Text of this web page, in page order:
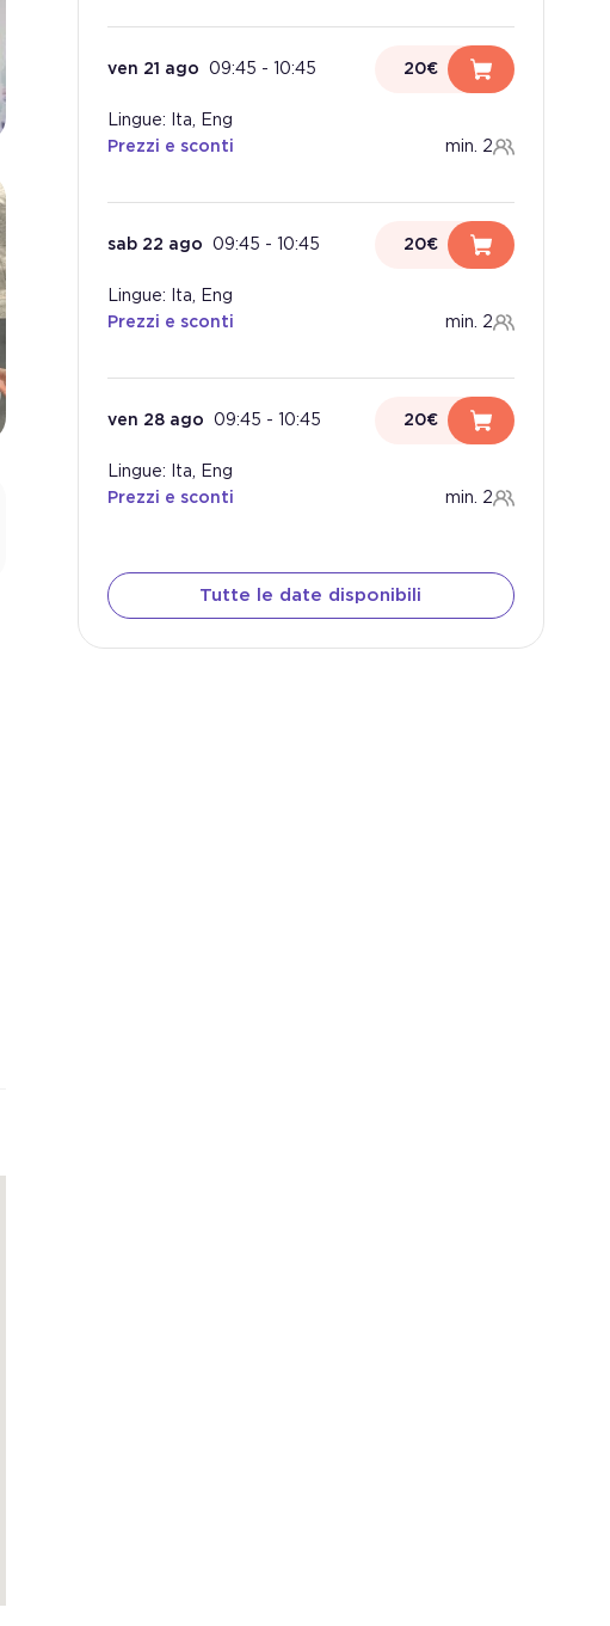
ven 21 ago 09:45 - 10:45 20€
Lingue: Ita, Eng
Prezzi e sconti
min. 2
sab 22 ago 09:45 - 10:45 20€
Lingue: Ita, Eng
Prezzi e sconti
min. 2
ven 28 ago 09:45 - 10:45 20€
Lingue: Ita, Eng
Prezzi e sconti
min. 2
Tutte le date disponibili